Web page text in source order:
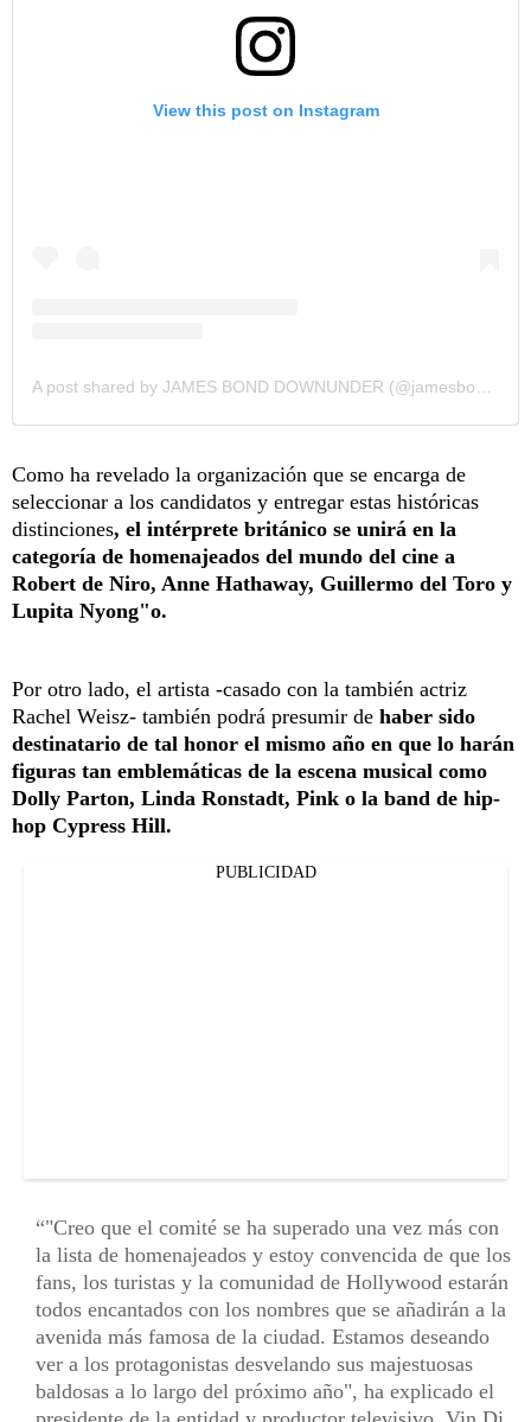
View this post on Instagram
A post shared by JAMES BOND DOWNUNDER (@jamesbonddownunder)
Como ha revelado la organización que se encarga de
seleccionar a los candidatos y entregar estas históricas
distinciones, el intérprete británico se unirá en la
categoría de homenajeados del mundo del cine a
Robert de Niro, Anne Hathaway, Guillermo del Toro y
Lupita Nyong"o.
Por otro lado, el artista -casado con la también actriz
Rachel Weisz- también podrá presumir de haber sido
destinatario de tal honor el mismo año en que lo harán
figuras tan emblemáticas de la escena musical como
Dolly Parton, Linda Ronstadt, Pink o la band de hip-
hop Cypress Hill.
PUBLICIDAD
"Creo que el comité se ha superado una vez más con
la lista de homenajeados y estoy convencida de que los
fans, los turistas y la comunidad de Hollywood estarán
todos encantados con los nombres que se añadirán a la
avenida más famosa de la ciudad. Estamos deseando
ver a los protagonistas desvelando sus majestuosas
baldosas a lo largo del próximo año", ha explicado el